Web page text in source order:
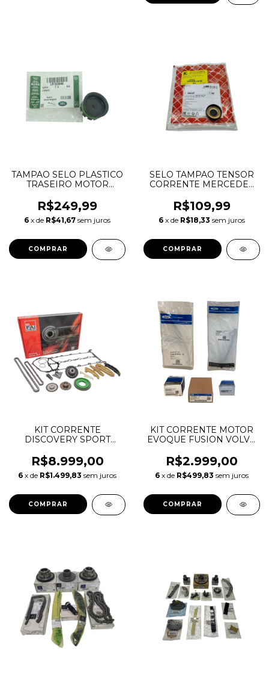
TAMPAO SELO PLASTICO
TRASEIRO MOTOR
SPORT 2.0 DIESEL
INGENIUM 32MM
LR073789 LR183648
R$249,99
6 x de R$41,67 sem juros
SELO TAMPAO TENSOR
CORRENTE MERCEDES
W204 W205
A0009976220
0009976220 30MM
R$109,99
6 x de R$18,33 sem juros
KIT CORRENTE
DISCOVERY SPORT
2.0 INGENIUM DIESEL
R$8.999,00
6 x de R$1.499,83 sem juros
KIT CORRENTE MOTOR
EVOQUE FUSION VOLVO
R$2.999,00
6 x de R$499,83 sem juros